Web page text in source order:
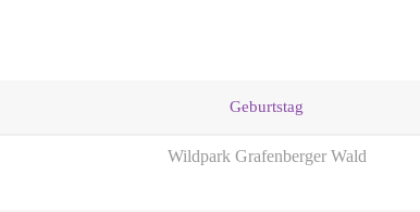
Geburtstag
Wildpark Grafenberger Wald